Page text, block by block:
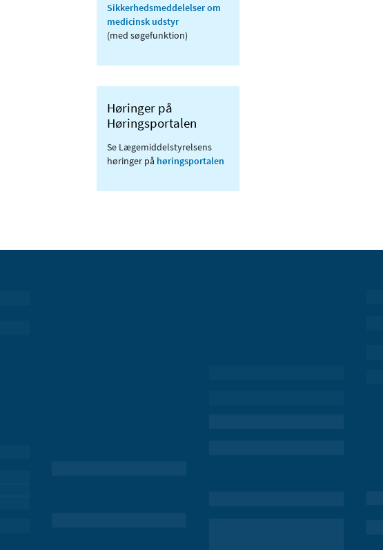
Sikkerhedsmeddelelser om
medicinsk udstyr
(med søgefunktion)
Høringer på
Høringsportalen
Se Lægemiddelstyrelsens
høringer på høringsportalen